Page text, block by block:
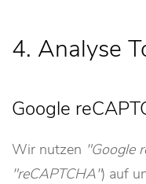
4. Analyse
Google
Wir nutzen Google
reCAPTCHA ) auf